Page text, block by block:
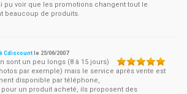
pu voir que les promotions changent tout le
beaucoup de produits.
Cdiscount le 25/06/2007
sont un peu longs (8 à 15 jours)
par exemple) mais le service après vente est
disponible par téléphone,
un produit acheté, ils proposent des